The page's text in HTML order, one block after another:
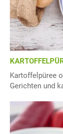
Kartoffelpüree
Gerichten und